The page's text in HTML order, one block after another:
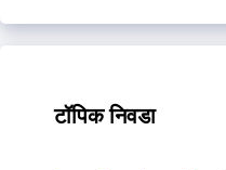
टॉपिक निवडा